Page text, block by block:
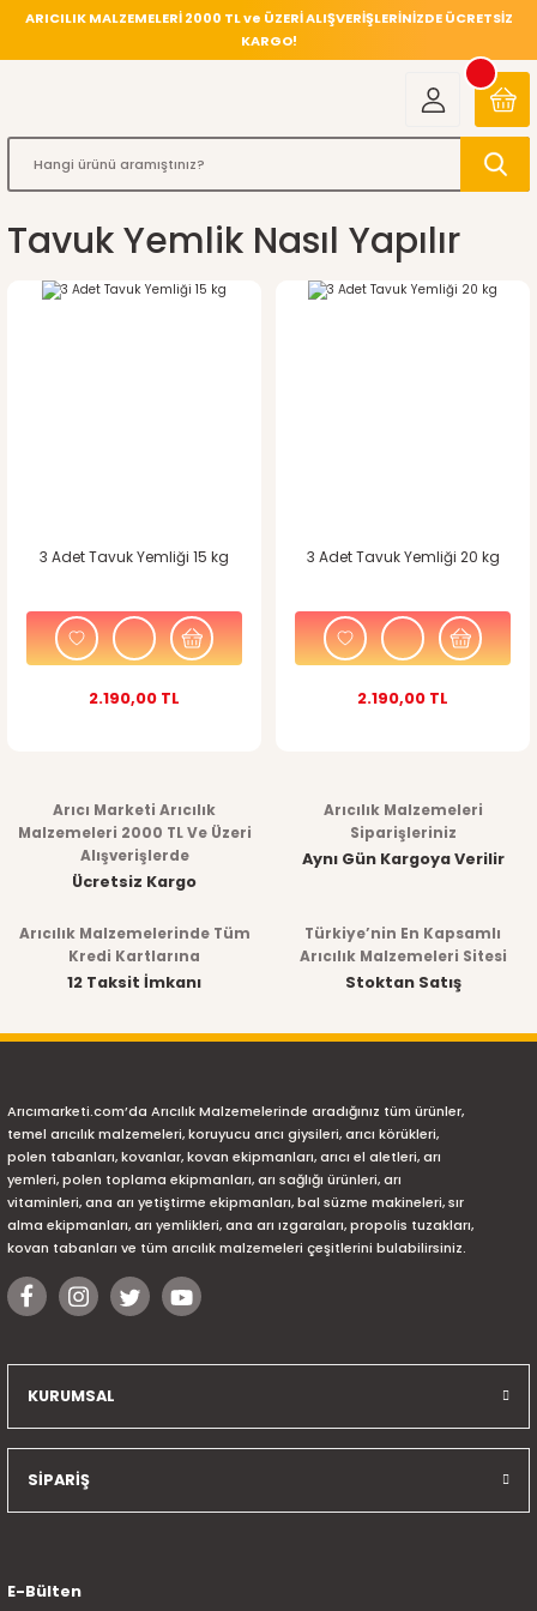
ARICILIK MALZEMELERİ 2000 TL ve ÜZERİ ALIŞVERİŞLERİNİZDE ÜCRETSİZ
KARGO!
Tavuk Yemlik Nasıl Yapılır
3 Adet Tavuk Yemliği 15 kg
2.190,00 TL
3 Adet Tavuk Yemliği 20 kg
2.190,00 TL
Arıcı Marketi Arıcılık
Malzemeleri 2000 TL Ve Üzeri
Alışverişlerde
Ücretsiz Kargo
Arıcılık Malzemeleri
Siparişleriniz
Aynı Gün Kargoya Verilir
Arıcılık Malzemelerinde Tüm
Kredi Kartlarına
12 Taksit İmkanı
Türkiye’nin En Kapsamlı
Arıcılık Malzemeleri Sitesi
Stoktan Satış
Arıcımarketi.com’da Arıcılık Malzemelerinde aradığınız tüm ürünler,
temel arıcılık malzemeleri, koruyucu arıcı giysileri, arıcı körükleri,
polen tabanları, kovanlar, kovan ekipmanları, arıcı el aletleri, arı
yemleri, polen toplama ekipmanları, arı sağlığı ürünleri, arı
vitaminleri, ana arı yetiştirme ekipmanları, bal süzme makineleri, sır
alma ekipmanları, arı yemlikleri, ana arı ızgaraları, propolis tuzakları,
kovan tabanları ve tüm arıcılık malzemeleri çeşitlerini bulabilirsiniz.
KURUMSAL
SİPARİŞ
E-Bülten